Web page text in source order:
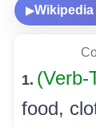
▶Wikipedia
1. (Verb-
food,